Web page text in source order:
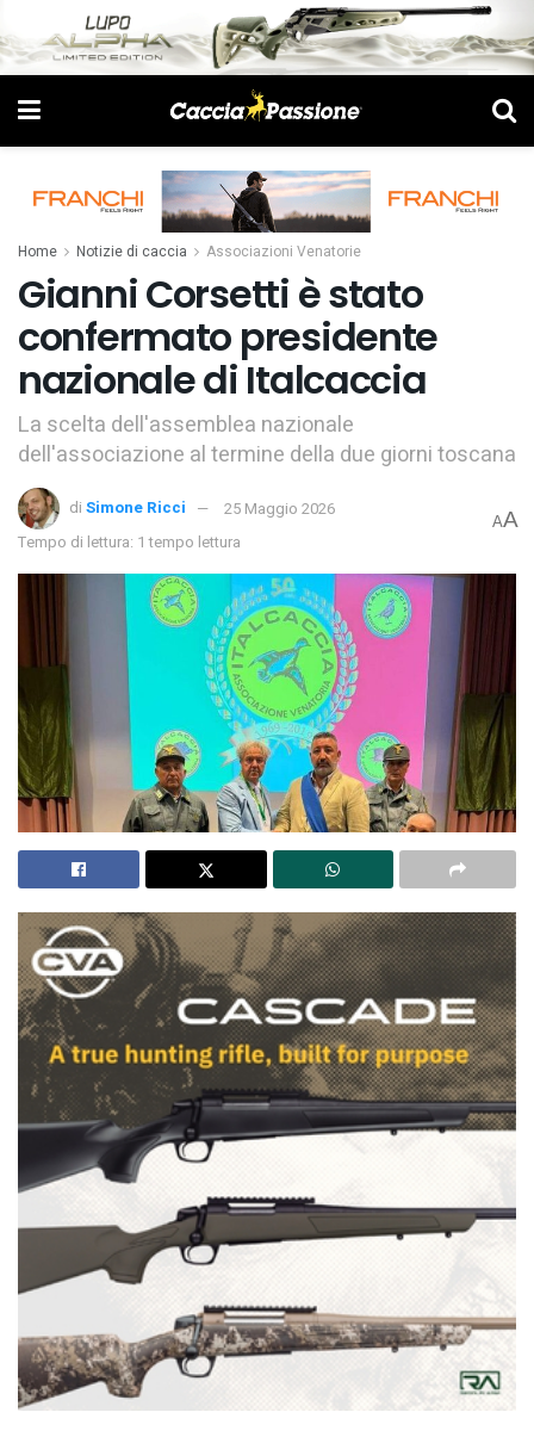
Home Notizie di caccia Associazioni Venatorie
Gianni Corsetti è stato
confermato presidente
nazionale di Italcaccia
La scelta dell'assemblea nazionale
dell'associazione al termine della due giorni toscana
di Simone Ricci
25 Maggio 2026
Tempo di lettura: 1 tempo lettura
AA